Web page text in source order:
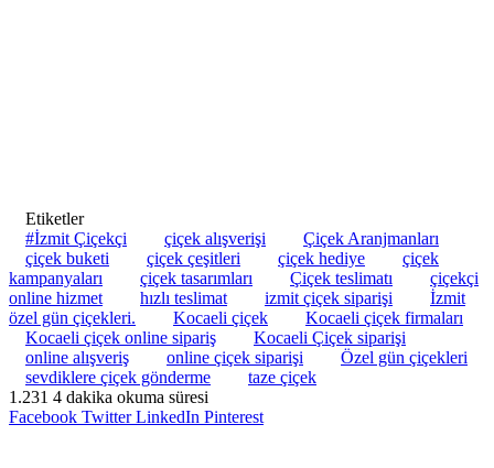
Etiketler
#İzmit Çiçekçi
çiçek alışverişi
Çiçek Aranjmanları
çiçek buketi
çiçek çeşitleri çiçek hediye
çiçek
kampanyaları
çiçek tasarımları Çiçek teslimatı
çiçekçi
online hizmet
hızlı teslimat izmit çiçek siparişi
İzmit
özel gün çiçekleri.
Kocaeli çiçek
Kocaeli çiçek firmaları
Kocaeli çiçek online sipariş
Kocaeli Çiçek siparişi
online alışveriş
online çiçek siparişi
Özel gün çiçekleri
sevdiklere çiçek gönderme
taze çiçek
1.231 4 dakika okuma süresi
Facebook Twitter LinkedIn Pinterest